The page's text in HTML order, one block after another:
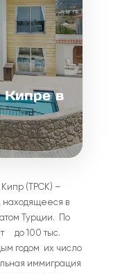
в
Кипр (ТРСК) –
находящееся в
Турции. По
до 100 тыс.
годом их число
иммиграция